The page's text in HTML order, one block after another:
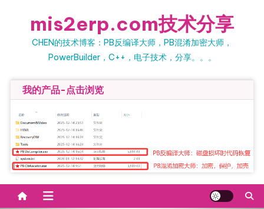
mis2erp.com技术分享
CHEN的技术博客：PB反编译大师，PB混淆加密大师，
PowerBuilder，C++，电子技术，分享。。。
我的产品-点击浏览